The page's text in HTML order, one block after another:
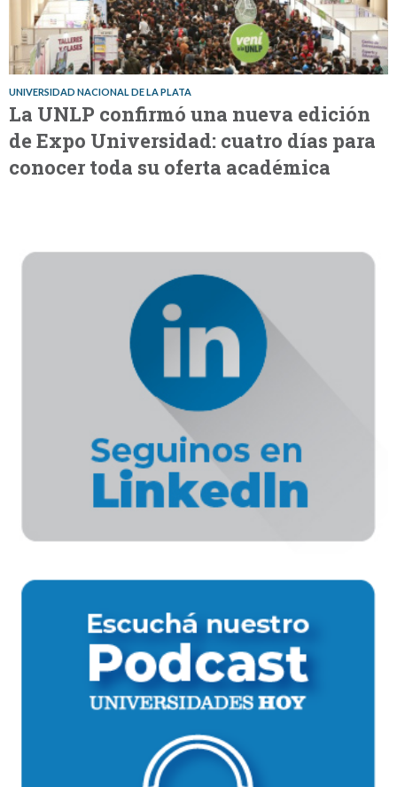
UNIVERSIDAD NACIONAL DE LA PLATA
La UNLP confirmó una nueva edición
de Expo Universidad: cuatro días para
conocer toda su oferta académica